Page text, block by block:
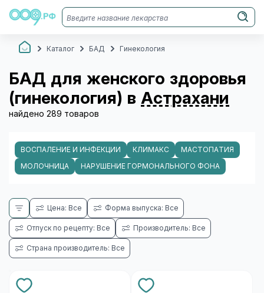
Каталог БАД Гинекология
БАД для женского здоровья
(гинекология) в Астрахани
найдено 289 товаров
ВОСПАЛЕНИЕ И ИНФЕКЦИИ КЛИМАКС
МАСТОПАТИЯ
МОЛОЧНИЦА
НАРУШЕНИЕ ГОРМОНАЛЬНОГО ФОНА
Цена: Все Форма выпуска: Все
Отпуск по рецепту: Все Производитель: Все
Страна производитель: Все